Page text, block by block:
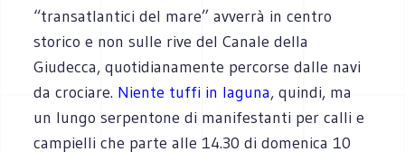
“transatlantici del mare” avverrà in centro
storico e non sulle rive del Canale della
Giudecca, quotidianamente percorse dalle navi
da crociare. Niente tuffi in laguna, quindi, ma
un lungo serpentone di manifestanti per calli e
campielli che parte alle 14.30 di domenica 10